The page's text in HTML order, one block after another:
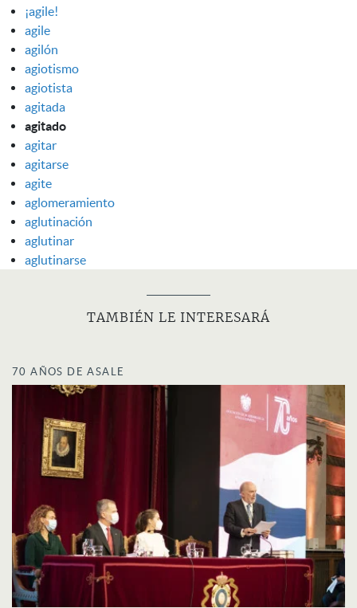
¡agile!
agile
agilón
agiotismo
agiotista
agitada
agitado
agitar
agitarse
agite
aglomeramiento
aglutinación
aglutinar
aglutinarse
TAMBIÉN LE INTERESARÁ
70 AÑOS DE ASALE